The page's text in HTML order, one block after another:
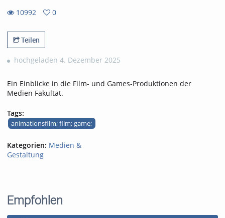
10992
views
0
favorites
Teilen
hochgeladen 4. Dezember 2025
Ein Einblicke in die Film- und Games-Produktionen der
Medien Fakultät.
Tags:
animationsfilm; film; game;
Kategorien: Medien &
Gestaltung
Empfohlen